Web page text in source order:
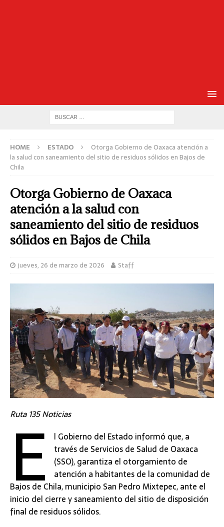
HOME ESTADO
Otorga Gobierno de Oaxaca atención a
la salud con saneamiento del sitio de residuos sólidos en Bajos de
Chila
Otorga Gobierno de Oaxaca
atención a la salud con
saneamiento del sitio de residuos
sólidos en Bajos de Chila
jueves, 26 de marzo de 2026 Staff
Ruta 135 Noticias
E l Gobierno del Estado informó que, a
través de Servicios de Salud de Oaxaca
(SSO), garantiza el otorgamiento de
atención a habitantes de la comunidad de
Bajos de Chila, municipio San Pedro Mixtepec, ante el
inicio del cierre y saneamiento del sitio de disposición
final de residuos sólidos.